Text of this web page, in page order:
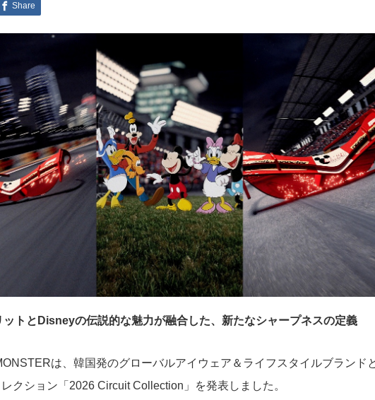
Share
ットとDisneyの伝説的な魅力が融合した、新たなシャープネスの定義
は、韓国発のグローバルアイウェア＆ライフスタイルブランド
クション「2026 Circuit Collection」を発表しました。